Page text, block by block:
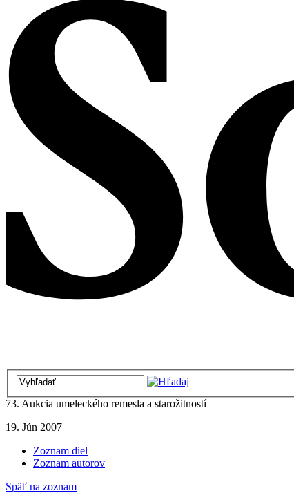
73. Aukcia umeleckého remesla a starožitností
19. Jún 2007
Zoznam diel
Zoznam autorov
Späť na zoznam